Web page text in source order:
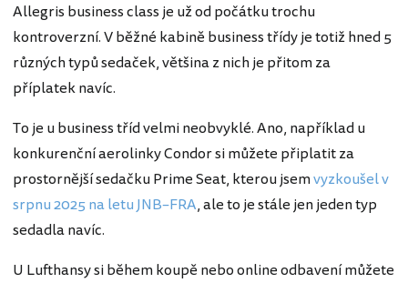
Allegris business class je už od počátku trochu
kontroverzní. V běžné kabině business třídy je totiž hned 5
různých typů sedaček, většina z nich je přitom za
příplatek navíc.
To je u business tříd velmi neobvyklé. Ano, například u
konkurenční aerolinky Condor si můžete připlatit za
prostornější sedačku Prime Seat, kterou jsemvyzkoušel v
srpnu 2025 na letu JNB–FRA, ale to je stále jen jeden typ
sedadla navíc.
U Lufthansy si během koupě nebo online odbavení můžete